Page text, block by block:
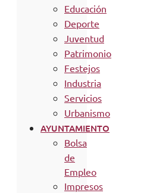
Educación
Deporte
Juventud
Patrimonio
Festejos
Industria
Servicios
Urbanismo
AYUNTAMIENTO
Bolsa
de
Empleo
Impresos